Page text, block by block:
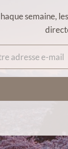
semaine,